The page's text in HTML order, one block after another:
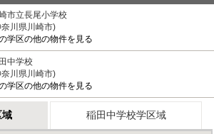
市立長尾小学校
川県川崎市)
学区の他の物件を見る
中学校
川県川崎市)
学区の他の物件を見る
域 稲田中学校学区域